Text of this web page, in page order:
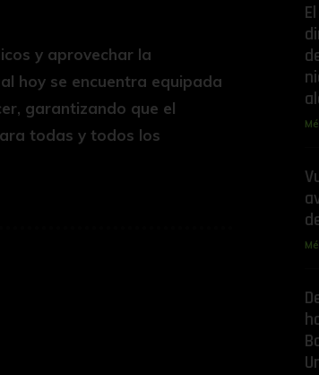
y aprovechar la
hoy se encuentra equipada
garantizando que el
todas y todos los